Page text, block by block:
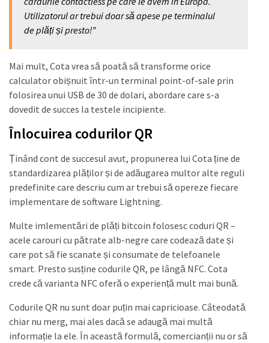
Utilizatorul ar trebui doar să apese pe terminalul
de plăți șipresto!”
Mai mult, Cota vrea să poată să transforme orice
calculator obișnuit într-un terminal point-of-sale prin
folosirea unui USB de 30 de dolari, abordare care s-a
dovedit de succes la testele incipiente.
Înlocuirea codurilor QR
Ținând cont de succesul avut, propunerea lui Cota ține de
standardizarea plăților și de adăugarea multor alte reguli
predefinite care descriu cum ar trebui să opereze fiecare
implementare de software Lightning.
Multe imlementări de plăți bitcoin folosesc coduri QR –
acele carouri cu pătrate alb-negre care codează date și
care pot să fie scanate și consumate de telefoanele
smart. Presto susține codurile QR, pe lângă NFC. Cota
crede că varianta NFC oferă o experiență mult mai bună.
Codurile QR nu sunt doar puțin mai capricioase. Câteodată
chiar nu merg, mai ales dacă se adaugă mai multă
informație la ele. În această formulă, comercianții nu or să